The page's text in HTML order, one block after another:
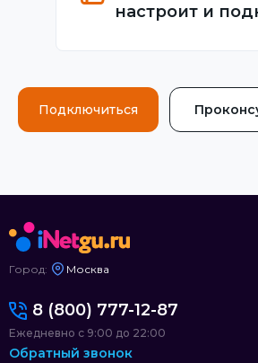
настроит и
Подключиться
Город: Москва
8 (800) 777-12-87
Ежедневно с 9:00 до 22:00
Обратный звонок